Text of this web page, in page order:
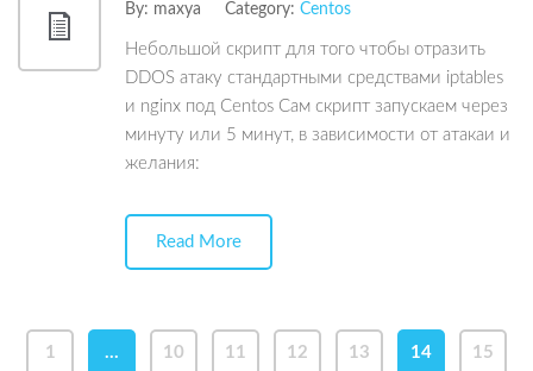
By: maxya Category: Centos
Небольшой скрипт для того чтобы отразить
DDOS атаку стандартными средствами iptables
и nginx под Centos Сам скрипт запускаем через
минуту или 5 минут, в зависимости от атакаи и
желания:
Read More
1 … 10 11 12 13 14 15